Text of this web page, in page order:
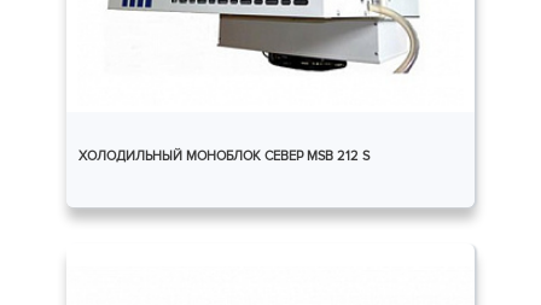
ХОЛОДИЛЬНЫЙ МОНОБЛОК СЕВЕР MSB 212 S